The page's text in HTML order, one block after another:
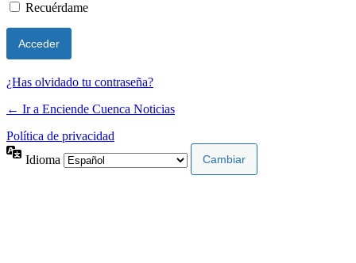
Recuérdame
¿Has olvidado tu contraseña?
← Ir a Enciende Cuenca Noticias
Política de privacidad
Idioma